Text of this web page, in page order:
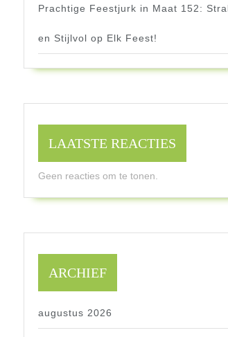
Prachtige Feestjurk in Maat 152:
en Stijlvol op Elk Feest!
LAATSTE REACTIES
Geen reacties om te tonen.
ARCHIEF
augustus 2026